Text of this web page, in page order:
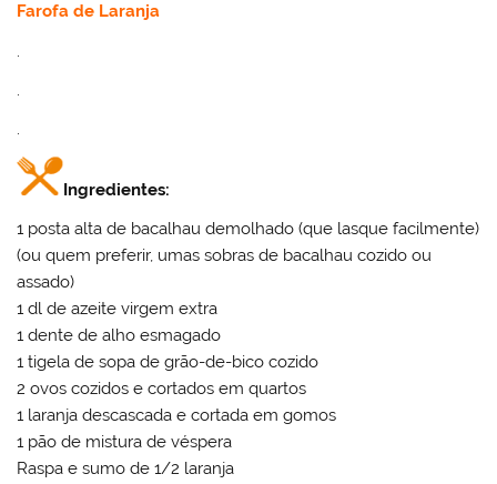
Farofa de Laranja
.
.
Ingredientes:
1 posta alta de bacalhau demolhado (que lasque facilmente)
(ou quem preferir, umas sobras de bacalhau cozido ou
assado)
1 dl de azeite virgem extra
1 dente de alho esmagado
1 tigela de sopa de grão-de-bico cozido
2 ovos cozidos e cortados em quartos
1 laranja descascada e cortada em gomos
1 pão de mistura de véspera
Raspa e sumo de 1/2 laranja